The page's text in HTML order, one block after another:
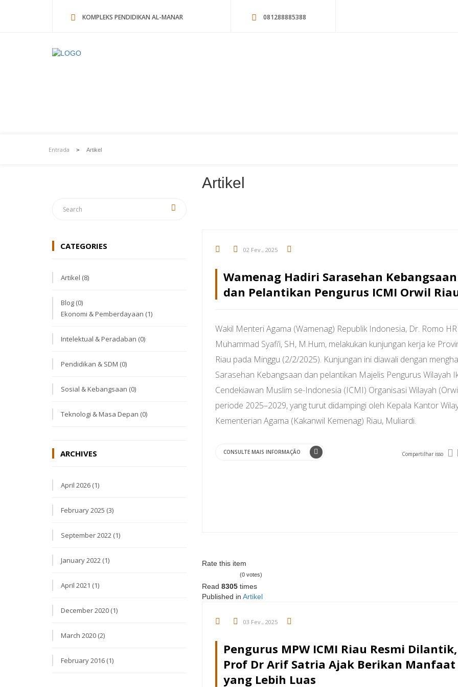
KOMPLEKS PENDIDIKAN AL-MANAR 081288885388
Entrada > Artikel
CATEGORIES
Artikel (8)
Blog (0)
Ekonomi & Pemberdayaan (1)
Intelektual & Peradaban (0)
Pendidikan & SDM (0)
Sosial & Kebangsaan (0)
Teknologi & Masa Depan (0)
ARCHIVES
April 2026 (1)
February 2025 (3)
September 2022 (1)
January 2022 (1)
April 2021 (1)
December 2020 (1)
March 2020 (2)
February 2016 (1)
Artikel
02 Fev., 2025
Wamenag Hadiri Sarasehan Kebangsaan
dan Pelantikan Pengurus ICMI Orwil
Wakil Menteri Agama (Wamenag) Republik Indonesia, Dr. Romo HR
Muhammad Syafi’i, SH, M.Hum, melakukan kunjungan kerja ke
Riau pada Minggu (2/2/2025). Kunjungan ini diawali dengan
Sarasehan Kebangsaan dan pelantikan Majelis Pengurus Wilayah
Cendekiawan Muslim se-Indonesia (ICMI) Organisasi Wilayah
periode 2025–2029, yang turut didampingi oleh Kepala Kantor
Kementerian Agama (Kakanwil Kemenag) Riau, Muliardi.
CONSULTE MAIS INFORMAÇÃO Compartilhar isso
Rate this item
(0 votes)
Read 8305times
Published in Artikel
03 Fev., 2025
Pengurus MPW ICMI Riau Resmi Dilantik,
Prof Dr Arif Satria Ajak Berikan Manfaat
yang Lebih Luas